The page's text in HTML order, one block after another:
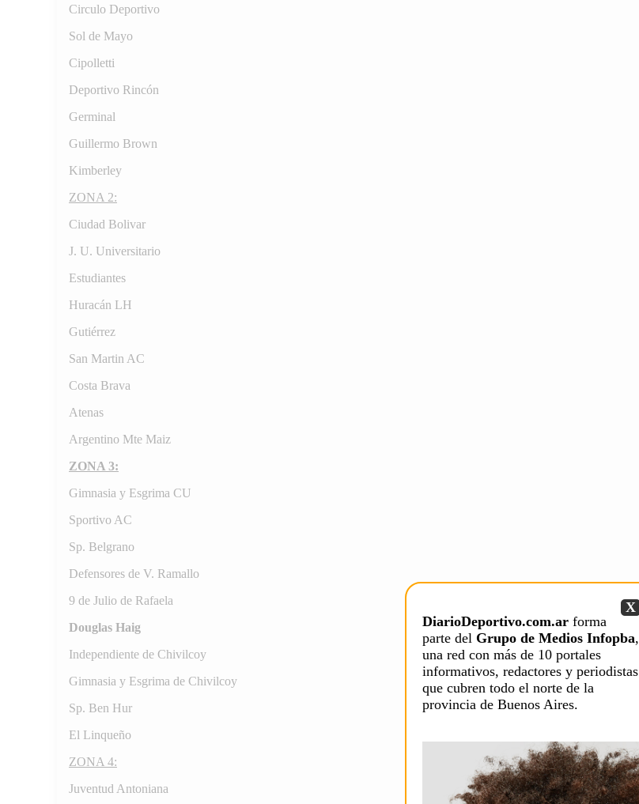
Circulo Deportivo
Sol de Mayo
Cipolletti
Deportivo Rincón
Germinal
Guillermo Brown
Kimberley
ZONA 2:
Ciudad Bolivar
J. U. Universitario
Estudiantes
Huracán LH
Gutiérrez
San Martin AC
Costa Brava
Atenas
Argentino Mte Maiz
ZONA 3:
Gimnasia y Esgrima CU
Sportivo AC
Sp. Belgrano
Defensores de V. Ramallo
9 de Julio de Rafaela
Douglas Haig
Independiente de Chivilcoy
Gimnasia y Esgrima de Chivilcoy
Sp. Ben Hur
El Linqueño
ZONA 4:
Juventud Antoniana
X
DiarioDeportivo.com.ar forma
parte del Grupo de Medios Infopba,
una red con más de 10 portales
informativos, redactores y periodistas
que cubren todo el norte de la
provincia de Buenos Aires.